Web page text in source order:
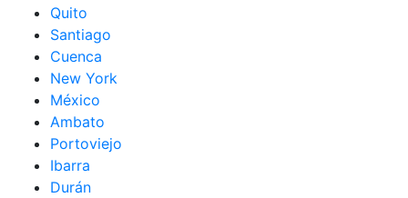
Quito
Santiago
Cuenca
New York
México
Ambato
Portoviejo
Ibarra
Durán